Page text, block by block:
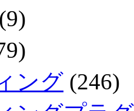
(9)
ング (246)